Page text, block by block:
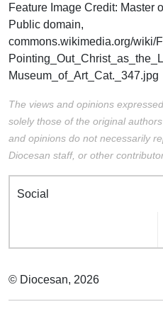
Feature Image Credit: Master
Public domain,
commons.wikimedia.org/wiki/
Museum_of_Art_Cat._347.jpg
The views and opinions
solely those of the original
and opinions do not necessarily
Diocesan staff, or other
Social
© Diocesan, 2026